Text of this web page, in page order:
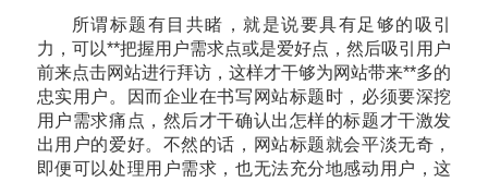
所谓标题有目共睹，就是说要具有足够的吸引
力，可以**把握用户需求点或是爱好点，然后吸引用户
前来点击网站进行拜访，这样才干够为网站带来**多的
忠实用户。因而企业在书写网站标题时，必须要深挖
用户需求痛点，然后才干确认出怎样的标题才干激发
出用户的爱好。不然的话，网站标题就会平淡无奇，
即便可以处理用户需求，也无法充分地感动用户，这